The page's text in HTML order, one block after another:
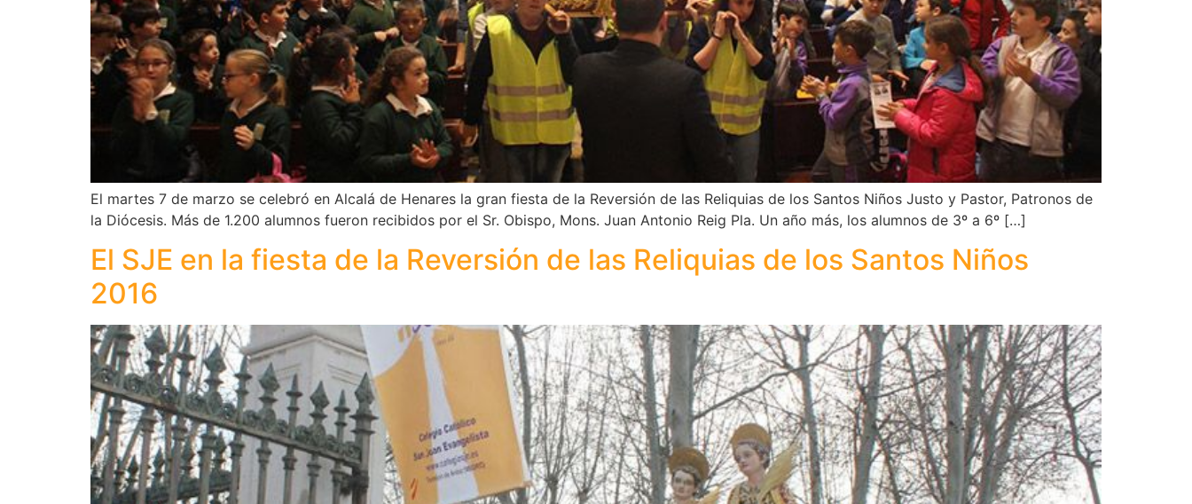
El martes 7 de marzo se celebró en Alcalá de Henares la gran fiesta de la Reversión de las Reliquias de los Santos Niños Justo y Pastor, Patronos de
la Diócesis. Más de 1.200 alumnos fueron recibidos por el Sr. Obispo, Mons. Juan Antonio Reig Pla. Un año más, los alumnos de 3º a 6º […]
El SJE en la fiesta de la Reversión de las Reliquias de los Santos Niños
2016